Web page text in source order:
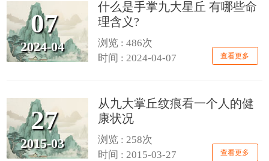
07
2024-04
什么是手掌九大星丘 有哪些命
理含义?
浏览 : 486次
时间 : 2024-04-07
查看更多
27
2015-03
从九大掌丘纹痕看一个人的健
康状况
浏览 : 258次
时间 : 2015-03-27
查看更多